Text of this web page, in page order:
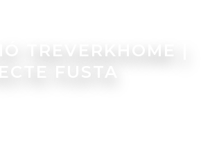
TREVERKHOME |